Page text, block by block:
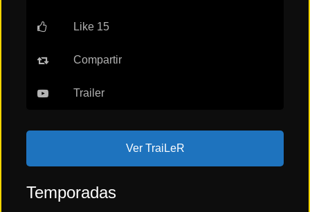
Tendencias
momento
Like 15
Compartir
Trailer
Ver TraiLeR
Temporadas